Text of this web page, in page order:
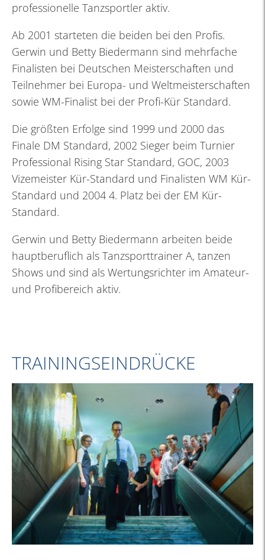
professionelle Tanzsportler aktiv.
Ab 2001 starteten die beiden bei den Profis.
Gerwin und Betty Biedermann sind mehrfache
Finalisten bei Deutschen Meisterschaften und
Teilnehmer bei Europa- und Weltmeisterschaften
sowie WM-Finalist bei der Profi-Kür Standard.
Die größten Erfolge sind 1999 und 2000 das
Finale DM Standard, 2002 Sieger beim Turnier
Professional Rising Star Standard, GOC, 2003
Vizemeister Kür-Standard und Finalisten WM Kür-
Standard und 2004 4. Platz bei der EM Kür-
Standard.
Gerwin und Betty Biedermann arbeiten beide
hauptberuflich als Tanzsporttrainer A, tanzen
Shows und sind als Wertungsrichter im Amateur-
und Profibereich aktiv.
TRAININGSEINDRÜCKE